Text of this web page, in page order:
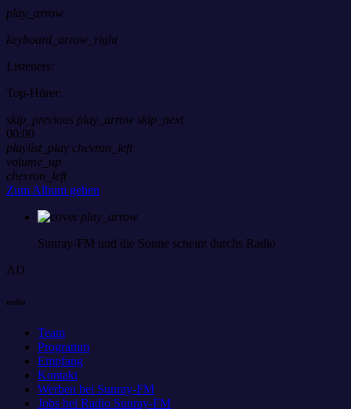
play_arrow
keyboard_arrow_right
Listeners:
Top-Hörer:
skip_previous play_arrow skip_next
00:00
playlist_play chevron_left
volume_up
chevron_left
Zum Album gehen
play_arrow
Sunray-FM und die Sonne scheint durchs Radio
AD
radio
Team
Programm
Empfang
Kontakt
Werben bei Sunray-FM
Jobs bei Radio Sunray-FM